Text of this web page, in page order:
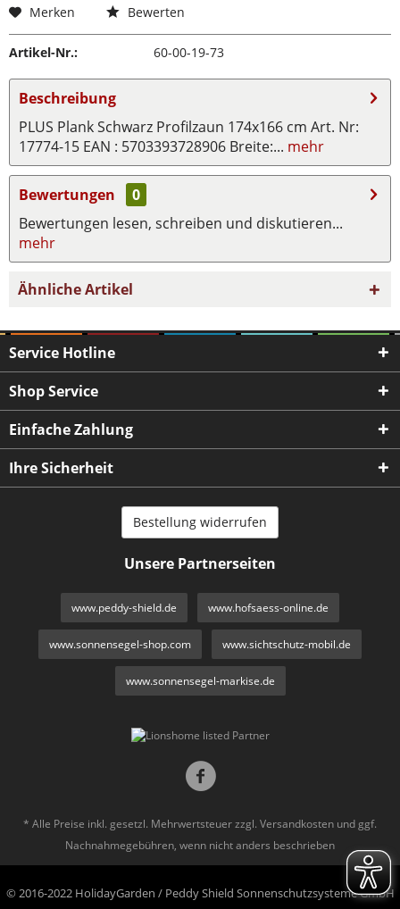
Merken Bewerten
Artikel-Nr.: 60-00-19-73
Beschreibung
PLUS Plank Schwarz Profilzaun 174x166 cm Art. Nr:
17774-15 EAN : 5703393728906 Breite:... mehr
Bewertungen
0
Bewertungen lesen, schreiben und diskutieren...
mehr
Ähnliche Artikel
Service Hotline
Shop Service
Einfache Zahlung
Ihre Sicherheit
Bestellung widerrufen
Unsere Partnerseiten
www.peddy-shield.de www.hofsaess-online.de
www.sonnensegel-shop.com www.sichtschutz-mobil.de
www.sonnensegel-markise.de
* Alle Preise inkl. gesetzl. Mehrwertsteuer zzgl. Versandkosten und ggf.
Nachnahmegebühren, wenn nicht anders beschrieben
© 2016-2022 HolidayGarden / Peddy Shield Sonnenschutzsysteme GmbH